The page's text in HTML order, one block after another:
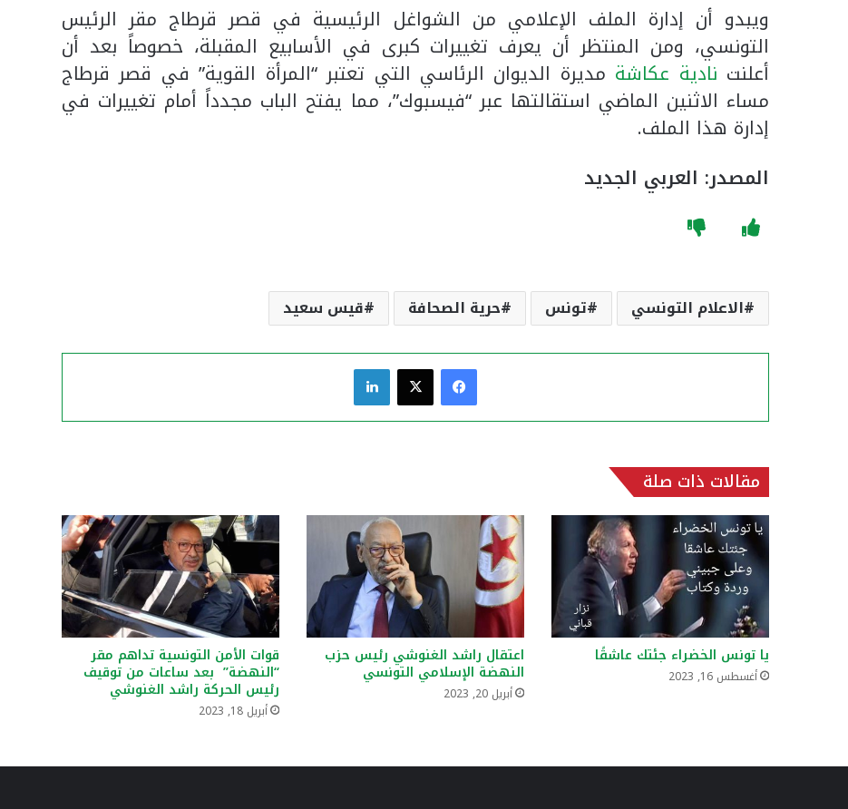
ويبدو أن إدارة الملف الإعلامي من الشواغل الرئيسية في قصر قرطاج مقر الرئيس
التونسي، ومن المنتظر أن يعرف تغييرات كبرى في الأسابيع المقبلة، خصوصاً بعد أن
أعلنت نادية عكاشة مديرة الديوان الرئاسي التي تعتبر “المرأة القوية” في قصر قرطاج
مساء الاثنين الماضي استقالتها عبر “فيسبوك”، مما يفتح الباب مجدداً أمام تغييرات في
إدارة هذا الملف.
المصدر: العربي الجديد
الاعلام التونسي تونس حرية الصحافة قيس سعيد
فيسبوك
مقالات ذات صلة
يا تونس الخضراء جئتك عاشقًا
أغسطس 16, 2023
اعتقال راشد الغنوشي رئيس حزب
النهضة الإسلامي التونسي
أبريل 20, 2023
قوات الأمن التونسية تداهم مقر
“النهضة” بعد ساعات من توقيف
رئيس الحركة راشد الغنوشي
أبريل 18, 2023